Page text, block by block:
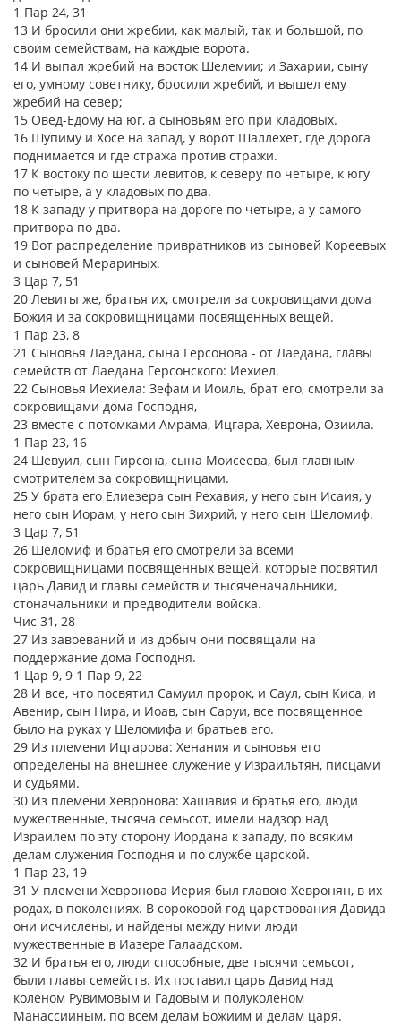
1 Пар 24, 31
13 И бросили они жребии, как малый, так и большой, по
своим семействам, на каждые ворота.
14 И выпал жребий на восток Шелемии; и Захарии, сыну
его, умному советнику, бросили жребий, и вышел ему
жребий на север;
15 Овед-Едому на юг, а сыновьям его при кладовых.
16 Шупиму и Хосе на запад, у ворот Шаллехет, где дорога
поднимается и где стража против стражи.
17 К востоку по шести левитов, к северу по четыре, к югу
по четыре, а у кладовых по два.
18 К западу у притвора на дороге по четыре, а у самого
притвора по два.
19 Вот распределение привратников из сыновей Кореевых
и сыновей Мерариных.
3 Цар 7, 51
20 Левиты же, братья их, смотрели за сокровищами дома
Божия и за сокровищницами посвященных вещей.
1 Пар 23, 8
21 Сыновья Лаедана, сына Герсонова - от Лаедана, гла́вы
семейств от Лаедана Герсонского: Иехиел.
22 Сыновья Иехиела: Зефам и Иоиль, брат его, смотрели за
сокровищами дома Господня,
23 вместе с потомками Амрама, Ицгара, Хеврона, Озиила.
1 Пар 23, 16
24 Шевуил, сын Гирсона, сына Моисеева, был главным
смотрителем за сокровищницами.
25 У брата его Елиезера сын Рехавия, у него сын Исаия, у
него сын Иорам, у него сын Зихрий, у него сын Шеломиф.
3 Цар 7, 51
26 Шеломиф и братья его смотрели за всеми
сокровищницами посвященных вещей, которые посвятил
царь Давид и главы семейств и тысяченачальники,
стоначальники и предводители войска.
Чис 31, 28
27 Из завоеваний и из добыч они посвящали на
поддержание дома Господня.
1 Цар 9, 9 1 Пар 9, 22
28 И все, что посвятил Самуил пророк, и Саул, сын Киса, и
Авенир, сын Нира, и Иоав, сын Саруи, все посвященное
было на руках у Шеломифа и братьев его.
29 Из племени Ицгарова: Хенания и сыновья его
определены на внешнее служение у Израильтян, писцами
и судьями.
30 Из племени Хевронова: Хашавия и братья его, люди
мужественные, тысяча семьсот, имели надзор над
Израилем по эту сторону Иордана к западу, по всяким
делам служения Господня и по службе царской.
1 Пар 23, 19
31 У племени Хевронова Иерия был главою Хевронян, в их
родах, в поколениях. В сороковой год царствования Давида
они исчислены, и найдены между ними люди
мужественные в Иазере Галаадском.
32 И братья его, люди способные, две тысячи семьсот,
были главы семейств. Их поставил царь Давид над
коленом Рувимовым и Гадовым и полуколеном
Манассииным, по всем делам Божиим и делам царя.